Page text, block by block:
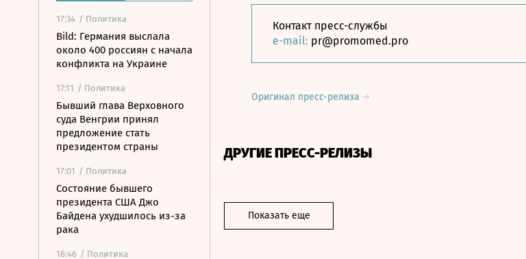
17:34 / Политика
Bild: Германия выслала
около 400 россиян с начала
конфликта на Украине
17:11 / Политика
Бывший глава Верховного
суда Венгрии принял
предложение стать
президентом страны
17:01 / Политика
Состояние бывшего
президента США Джо
Байдена ухудшилось из-за
рака
16:46 / Политика
Контакт пресс-службы
e-mail: pr@promomed.pro
Оригинал пресс-релиза
ДРУГИЕ ПРЕСС-РЕЛИЗЫ
Показать еще